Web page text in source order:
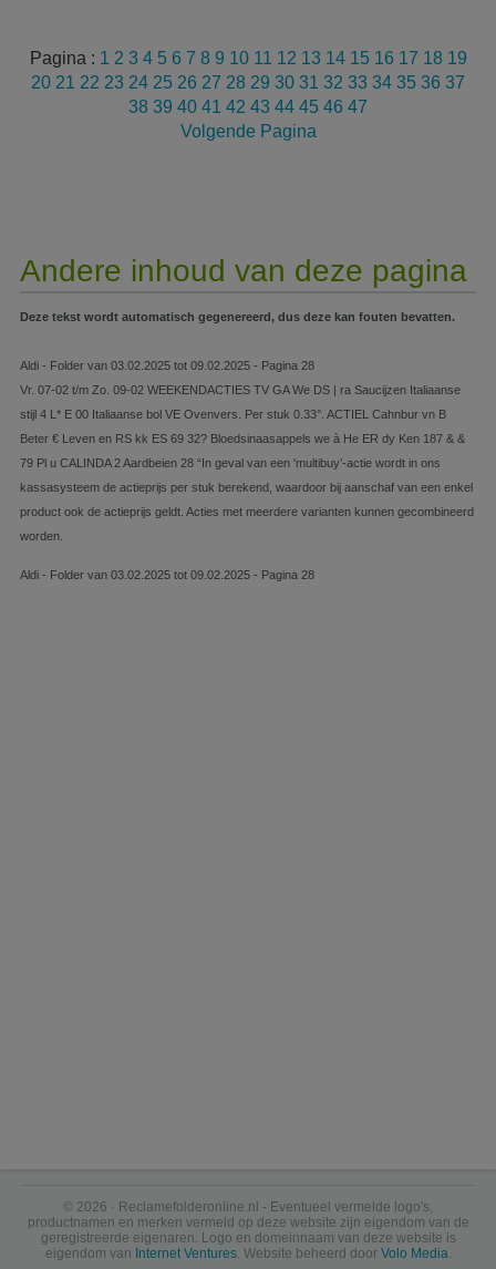
Pagina : 1 2 3 4 5 6 7 8 9 10 11 12 13 14 15 16 17 18 19
20 21 22 23 24 25 26 27 28 29 30 31 32 33 34 35 36 37
38 39 40 41 42 43 44 45 46 47
Volgende Pagina
Andere inhoud van deze pagina
Deze tekst wordt automatisch gegenereerd, dus deze kan fouten bevatten.
Aldi - Folder van 03.02.2025 tot 09.02.2025 - Pagina 28
Vr. 07-02 t/m Zo. 09-02 WEEKENDACTIES TV GA We DS | ra Saucijzen Italiaanse
stijl 4 L* E 00 Italiaanse bol VE Ovenvers. Per stuk 0.33°. ACTIEL Cahnbur vn B
Beter € Leven en RS kk ES 69 32? Bloedsinaasappels we à He ER dy Ken 187 & &
79 Pl u CALINDA 2 Aardbeien 28 “In geval van een 'multibuy’-actie wordt in ons
kassasysteem de actieprijs per stuk berekend, waardoor bij aanschaf van een enkel
product ook de actieprijs geldt. Acties met meerdere varianten kunnen gecombineerd
worden.
Aldi - Folder van 03.02.2025 tot 09.02.2025 - Pagina 28
© 2026 · Reclamefolderonline.nl - Eventueel vermelde logo's,
productnamen en merken vermeld op deze website zijn eigendom van de
geregistreerde eigenaren. Logo en domeinnaam van deze website is
eigendom van Internet Ventures. Website beheerd door Volo Media.